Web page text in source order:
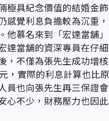
極具紀念價值的結婚金
感覺利息負擔較為沉重，
他慕名來到「宏達當舖
達當舖的資深專員在仔
，不僅為張先生成功增
，實際的利息計算也比
員也向張先生再三保證
心不少，財務壓力也因